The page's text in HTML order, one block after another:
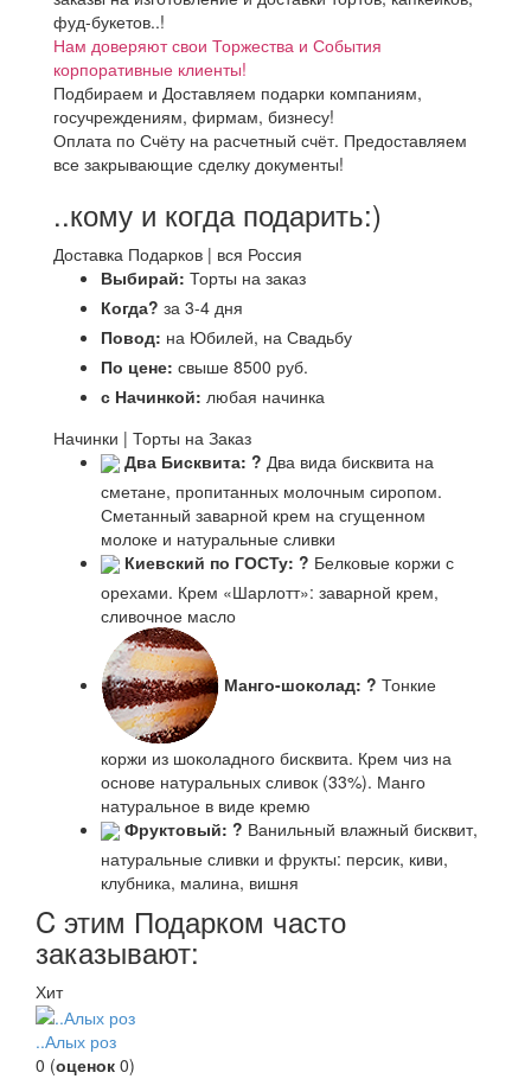
фуд-букетов..!
Нам доверяют свои Торжества и События
корпоративные клиенты!
Подбираем и Доставляем подарки компаниям,
госучреждениям, фирмам, бизнесу!
Оплата по Счёту на расчетный счёт. Предоставляем
все закрывающие сделку документы!
..кому и когда подарить:)
Доставка Подарков | вся Россия
Выбирай: Торты на заказ
Когда? за 3-4 дня
Повод: на Юбилей, на Свадьбу
По цене: свыше 8500 руб.
с Начинкой: любая начинка
Начинки | Торты на Заказ
Два Бисквита: ? Два вида бисквита на
сметане, пропитанных молочным сиропом.
Сметанный заварной крем на сгущенном
молоке и натуральные сливки
Киевский по ГОСТу: ? Белковые коржи с
орехами. Крем «Шарлотт»: заварной крем,
сливочное масло
Манго-шоколад: ? Тонкие
коржи из шоколадного бисквита. Крем чиз на
основе натуральных сливок (33%). Манго
натуральное в виде кремю
Фруктовый: ? Ванильный влажный бисквит,
натуральные сливки и фрукты: персик, киви,
клубника, малина, вишня
C этим Подарком часто
заказывают:
Хит
..Алых роз
0 (оценок 0)